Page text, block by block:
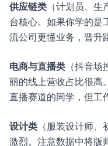
供应链类 （计划员、
台核心。如果你学的是
流公司更懂业务，晋升
电商与直播类 （抖音
丽的线上营收占比很高
直播赛道的同学，但工
设计类 （服装设计师
激烈。注意数据中将版